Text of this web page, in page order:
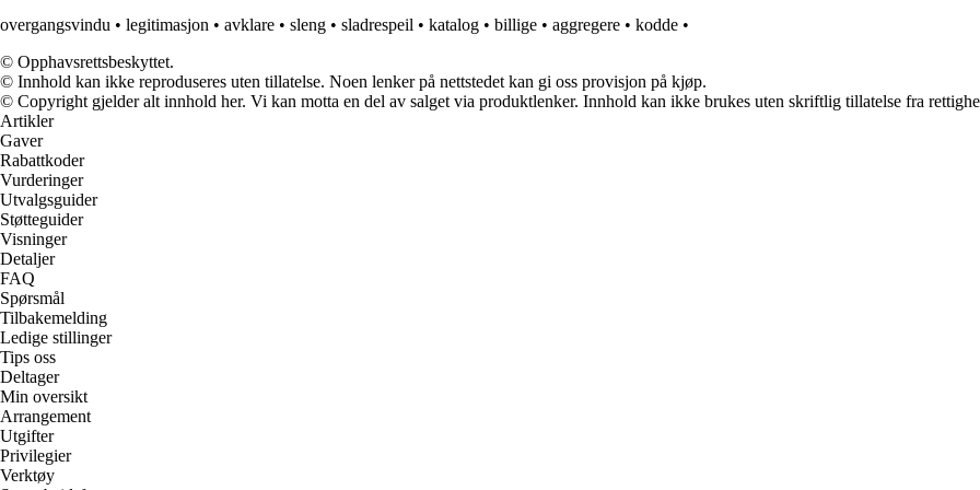
overgangsvindu • legitimasjon • avklare • sleng • sladrespeil • katalog • billige • aggregere • kodde •
© Opphavsrettsbeskyttet.
© Innhold kan ikke reproduseres uten tillatelse. Noen lenker på nettstedet kan gi oss provisjon på kjøp.
© Copyright gjelder alt innhold her. Vi kan motta en del av salget via produktlenker. Innhold kan ikke brukes uten skriftlig tillatelse fra
Artikler
Gaver
Rabattkoder
Vurderinger
Utvalgsguider
Støtteguider
Visninger
Detaljer
FAQ
Spørsmål
Tilbakemelding
Ledige stillinger
Tips oss
Deltager
Min oversikt
Arrangement
Utgifter
Privilegier
Verktøy